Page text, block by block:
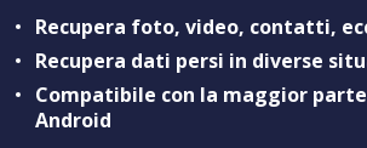
Recupera foto, video, contatti,
Recupera dati persi in diverse
Compatibile con la maggior
Android